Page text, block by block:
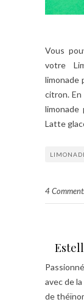
Vous
votre
limonade
citron.
Latte
4
avec de
de